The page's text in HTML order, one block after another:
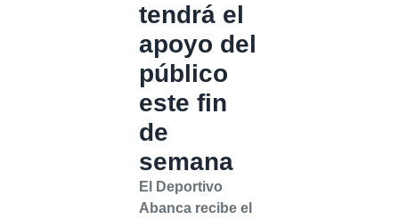
tendrá el
apoyo del
público
este fin
de
semana
El Deportivo
Abanca recibe el